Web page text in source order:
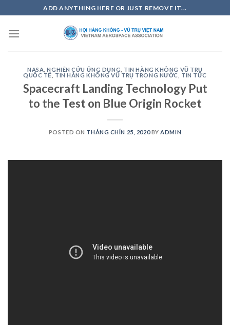
to
content
ADD ANYTHING HERE OR JUST REMOVE IT...
NASA ,NGHIÊN CỨU ỨNG DỤNG
TIN HÀNG KHÔNG VŨ TRỤ
QUỐC TẾ
TIN HÀNG KHÔNG VŨ TRỤ TRONG NƯỚC TIN TỨC
Spacecraft Landing Technology Put
to the Test on Blue Origin Rocket
POSTED ON THÁNG CHÍN 25, 2020BY ADMIN